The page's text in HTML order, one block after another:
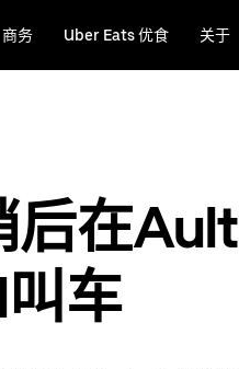
商务 Uber Eats 优食 关于
后在Ault
车